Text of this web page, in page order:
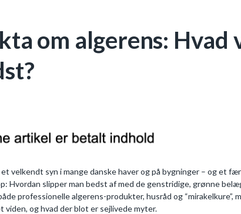
om algerens: Hvad
velkendt syn i mange danske haver og på bygninger – og et
Hvordan slipper man bedst af med de genstridige, grønne
professionelle algerens-produkter, husråd og
viden, og hvad der blot er sejlivede myter.